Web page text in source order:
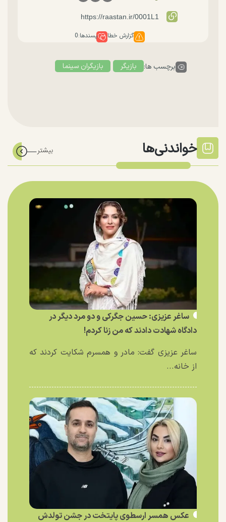
گزارش خطا پسندها:0
برچسب ها: بازیگر بازیگران سینما
خواندنی‌ها
ساغر عزیزی: حسین جگرکی و دو مرد دیگر در
دادگاه شهادت دادند که من زنا کردم!
ساغر عزیزی گفت: مادر و همسرم شکایت کردند که
از خانه...
عکس همسر ارسطوی پایتخت در جشن تولدش